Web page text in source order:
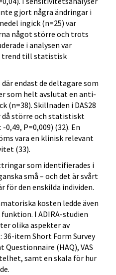
gjort några ändringar i
ingick (n=25) var
något större och trots
i analysen var
trend till statistisk
endast de deltagare som
som helt avslutat en anti-
(n=38). Skillnaden i DAS28
då större och statistiskt
P=0,009) (32). En
vara en klinisk relevant
(33).
som identifierades i
små – och det är svårt
för den enskilda individen.
kosten ledde även
I ADIRA-studien
olika aspekter av
item Short Form Survey
Questionnaire (HAQ), VAS
samt en skala för hur